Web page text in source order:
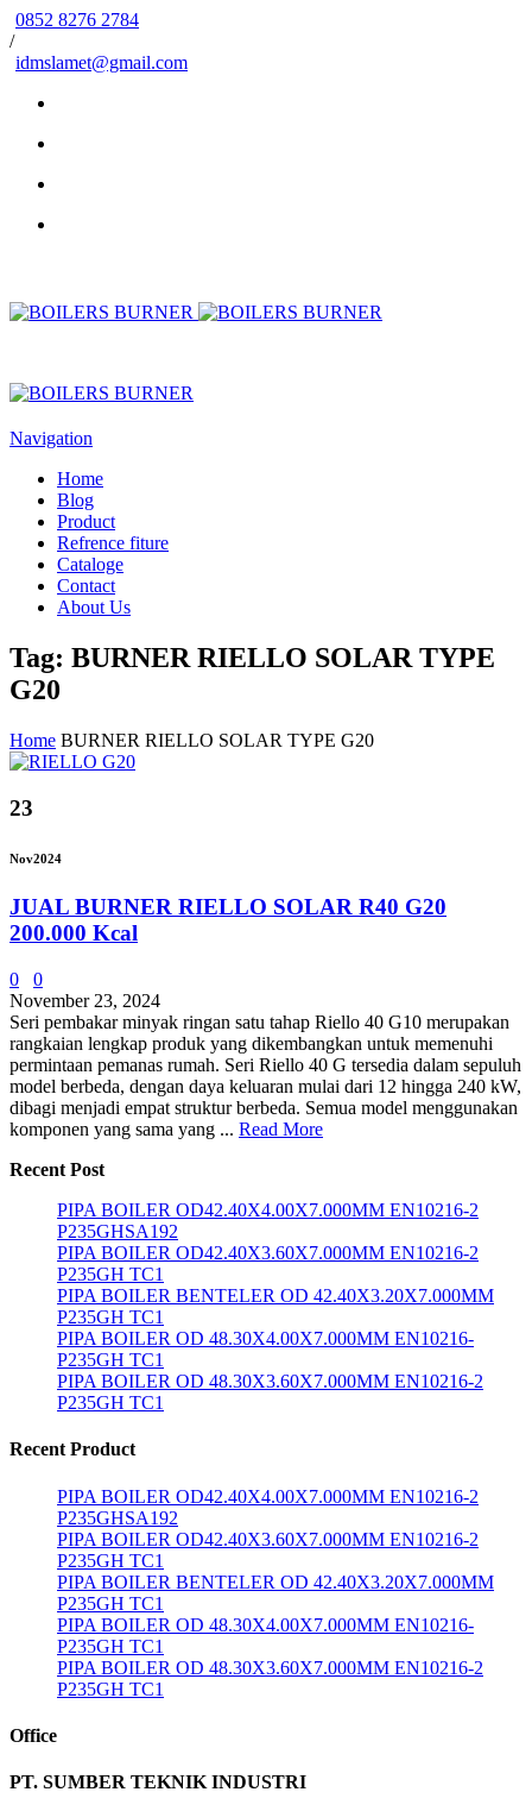
0852 8276 2784
/
idmslamet@gmail.com
Navigation
Home
Blog
Product
Refrence fiture
Cataloge
Contact
About Us
Tag: BURNER RIELLO SOLAR TYPE
G20
Home BURNER RIELLO SOLAR TYPE G20
23
Nov2024
JUAL BURNER RIELLO SOLAR R40 G20
200.000 Kcal
0
0
November 23, 2024
Seri pembakar minyak ringan satu tahap Riello 40 G10 merupakan
rangkaian lengkap produk yang dikembangkan untuk memenuhi
permintaan pemanas rumah. Seri Riello 40 G tersedia dalam sepuluh
model berbeda, dengan daya keluaran mulai dari 12 hingga 240 kW,
dibagi menjadi empat struktur berbeda. Semua model menggunakan
komponen yang sama yang ... Read More
Recent Post
PIPA BOILER OD42.40X4.00X7.000MM EN10216-2
P235GHSA192
PIPA BOILER OD42.40X3.60X7.000MM EN10216-2
P235GH TC1
PIPA BOILER BENTELER OD 42.40X3.20X7.000MM
P235GH TC1
PIPA BOILER OD 48.30X4.00X7.000MM EN10216-
P235GH TC1
PIPA BOILER OD 48.30X3.60X7.000MM EN10216-2
P235GH TC1
Recent Product
PIPA BOILER OD42.40X4.00X7.000MM EN10216-2
P235GHSA192
PIPA BOILER OD42.40X3.60X7.000MM EN10216-2
P235GH TC1
PIPA BOILER BENTELER OD 42.40X3.20X7.000MM
P235GH TC1
PIPA BOILER OD 48.30X4.00X7.000MM EN10216-
P235GH TC1
PIPA BOILER OD 48.30X3.60X7.000MM EN10216-2
P235GH TC1
Office
PT. SUMBER TEKNIK INDUSTRI